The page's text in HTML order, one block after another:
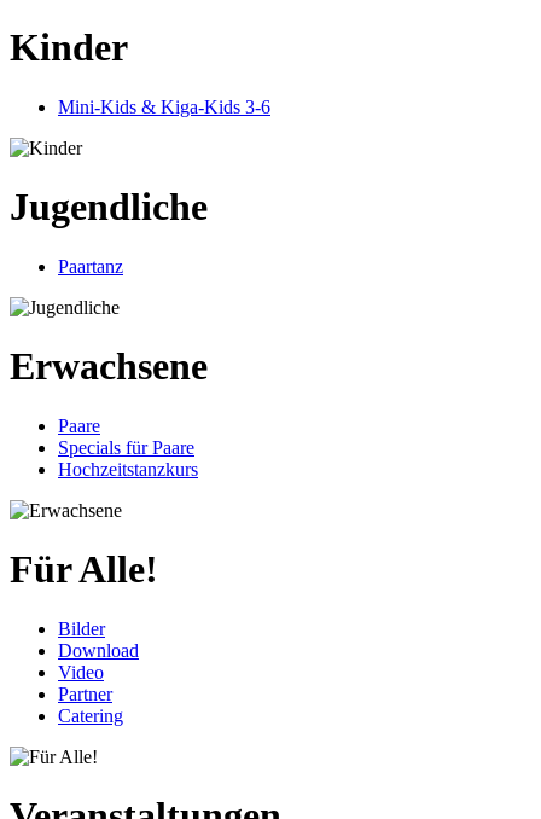
Kinder
Mini-Kids & Kiga-Kids 3-6
Jugendliche
Paartanz
Erwachsene
Paare
Specials für Paare
Hochzeitstanzkurs
Für Alle!
Bilder
Download
Video
Partner
Catering